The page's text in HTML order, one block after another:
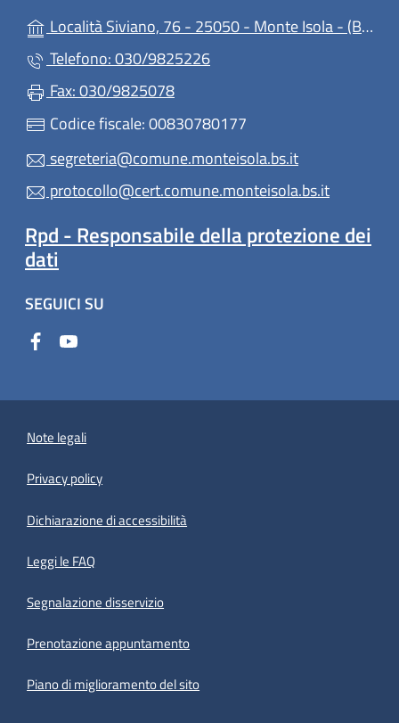
Località Siviano, 76 - 25050 - Monte Isola - (BS)
Telefono: 030/9825226
Fax: 030/9825078
Codice fiscale: 00830780177
segreteria@comune.monteisola.bs.it
protocollo@cert.comune.monteisola.bs.it
Rpd - Responsabile della protezione dei
dati
SEGUICI SU
Note legali
Privacy policy
Dichiarazione di accessibilità
Leggi le FAQ
Segnalazione disservizio
Prenotazione appuntamento
Piano di miglioramento del sito